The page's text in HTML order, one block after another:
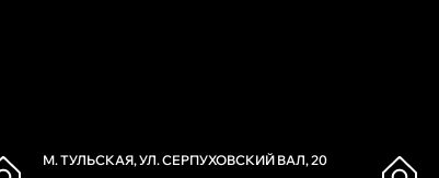
М. ТУЛЬСКАЯ, УЛ. СЕРПУХОВСКИЙ ВАЛ, 20